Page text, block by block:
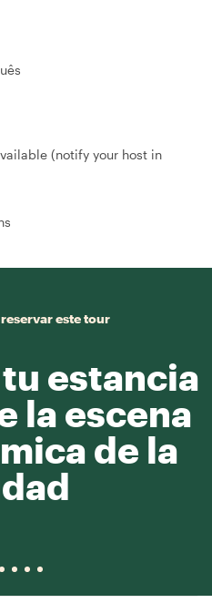
(notify your host in
este tour
estancia
la escena
de la